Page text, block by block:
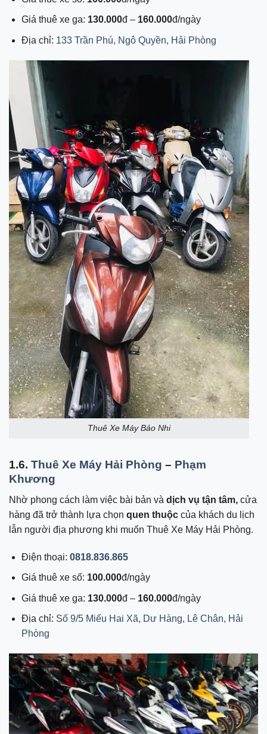
Giá thuê xe ga: 130.000đ – 160.000đ/ngày
Địa chỉ: 133 Trần Phú, Ngô Quyền, Hải Phòng
Thuê Xe Máy Bảo Nhi
1.6. Thuê Xe Máy Hải Phòng – Phạm
Khương
Nhờ phong cách làm việc bài bản và dịch vụ tận tâm, cửa
hàng đã trở thành lựa chọn quen thuộc của khách du lịch
lẫn người địa phương khi muốn Thuê Xe Máy Hải Phòng.
Điện thoại: 0818.836.865
Giá thuê xe số: 100.000đ/ngày
Giá thuê xe ga: 130.000đ – 160.000đ/ngày
Địa chỉ: Số 9/5 Miếu Hai Xã, Dư Hàng, Lê Chân, Hải
Phòng